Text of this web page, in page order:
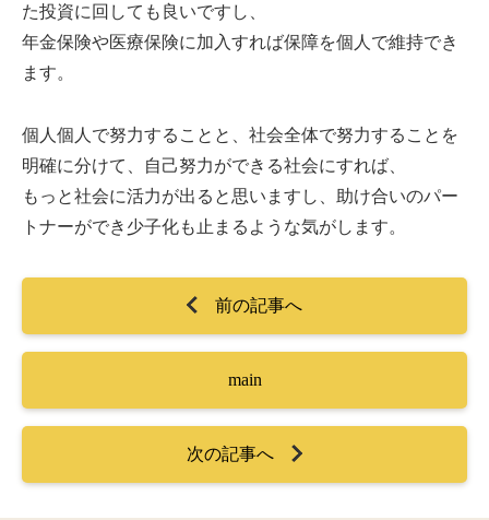
た投資に回しても良いですし、
年金保険や医療保険に加入すれば保障を個人で維持でき
ます。
個人個人で努力することと、社会全体で努力することを
明確に分けて、自己努力ができる社会にすれば、
もっと社会に活力が出ると思いますし、助け合いのパー
トナーができ少子化も止まるような気がします。
前の記事へ
main
次の記事へ